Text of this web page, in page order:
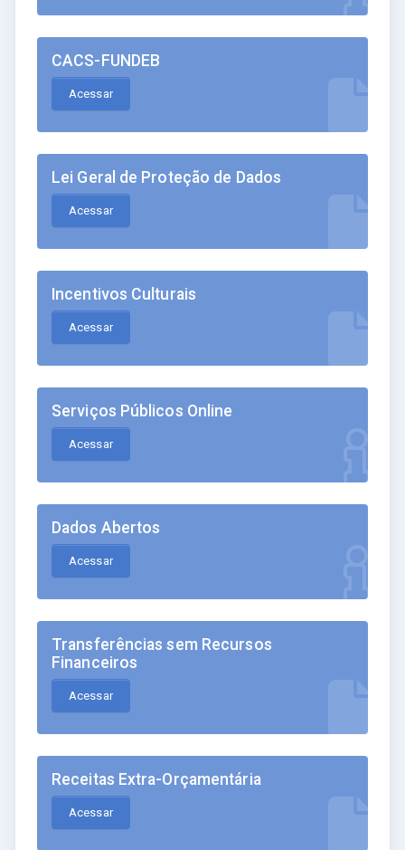
CACS-FUNDEB
Acessar
Lei Geral de Proteção de Dados
Acessar
Incentivos Culturais
Acessar
Serviços Públicos Online
Acessar
Dados Abertos
Acessar
Transferências sem Recursos
Financeiros
Acessar
Receitas Extra-Orçamentária
Acessar